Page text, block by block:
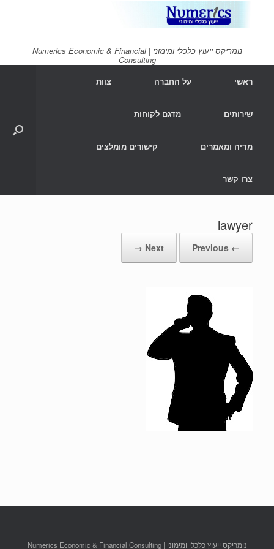
נומריקס ייעוץ כלכלי ומימוני | Numerics Economic & Financial
Consulting
ראשי
על החברה צוות
שירותים מדגם לקוחות
מדיה ומאמרים קישורים מומלצים
צרו קשר
lawyer
← Previous
Next →
נומריקס ייעוץ כלכלי ומימוני | Numerics Economic & Financial Consulting